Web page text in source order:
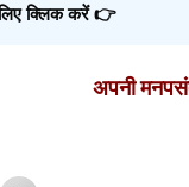
क्लिक करें 👉
अपनी